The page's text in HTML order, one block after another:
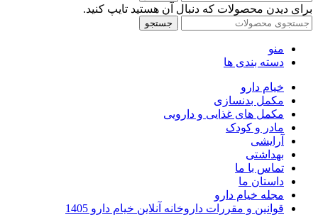
برای دیدن محصولات که دنبال آن هستید تایپ کنید.
جستجو
منو
دسته بندی ها
خیام دارو
مکمل بدنسازی
مکمل های غذایی و دارویی
مادر و کودک
آرایشی
بهداشتی
تماس با ما
داستان ما
مجله خیام دارو
قوانین و مقررات داروخانه آنلاین خیام دارو 1405